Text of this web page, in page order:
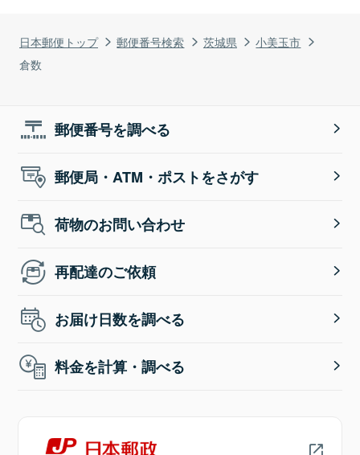
日本郵便トップ 郵便番号検索 茨城県
小美玉市
倉数
郵便番号を調べる
郵便局・ATM・ポストをさがす
荷物のお問い合わせ
再配達のご依頼
お届け日数を調べる
料金を計算・調べる